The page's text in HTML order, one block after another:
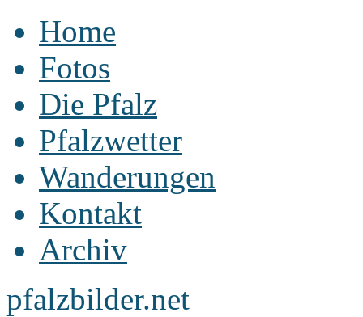
Home
Fotos
Die Pfalz
Pfalzwetter
Wanderungen
Kontakt
Archiv
pfalzbilder.net